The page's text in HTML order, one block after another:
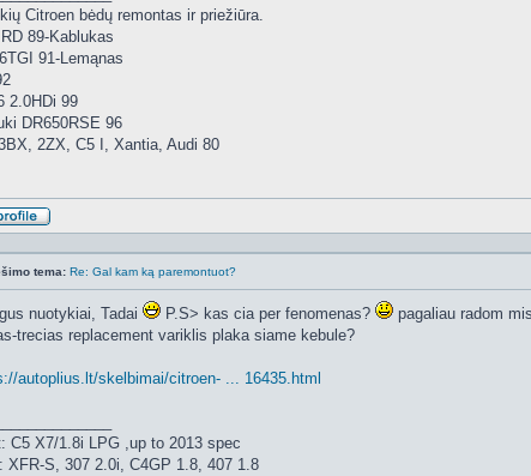
Citroen bėdų remontas ir priežiūra.
89-Kablukas
91-Lemąnas
2.0HDi 99
DR650RSE 96
2ZX, C5 I, Xantia, Audi 80
Aprašymas
tema: Re: Gal kam ką paremontuot?
nuotykiai, Tadai P.S> kas cia per fenomenas?
pagaliau radom
trecias replacement variklis plaka siame kebule?
autoplius.lt/skelbimai/citroen- ... 16435.html
C5 X7/1.8i LPG ,up to 2013 spec
XFR-S, 307 2.0i, C4GP 1.8, 407 1.8